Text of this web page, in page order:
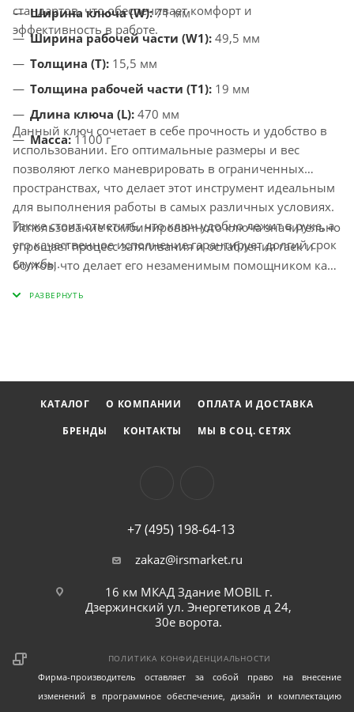
стандартов, что обеспечивает комфорт и
эффективность в работе.
Ширина ключа (W):71 мм
Ширина рабочей части (W1): 49,5 мм
Толщина (T): 15,5 мм
Толщина рабочей части (T1): 19 мм
Длина ключа (L): 470 мм
Масса:1100 г
Данный ключ сочетает в себе прочность и удобство в
использовании. Его оптимальные размеры и вес
позволяют легко маневрировать в ограниченных
пространствах, что делает этот инструмент идеальным
для выполнения работы в самых различных условиях.
Также стоит отметить, что ключ удобно лежит в руке, а
его качественное исполнение гарантирует долгий срок
службы.
Использование комбинированного ключа значительно
упрощает процесс затягивания и ослабления гаек и
болтов, что делает его незаменимым помощником как
Этот инструмент помогает повысить эффективность
КАТАЛОГ О КОМПАНИИ
ОПЛАТА И ДОСТАВКА
БРЕНДЫ
КОНТАКТЫ МЫ В СОЦ. СЕТЯХ
+7 (495) 198-64-13
zakaz@irsmarket.ru
16 км МКАД Здание MOBIL г.
Дзержинский ул. Энергетиков д 24,
30е ворота.
ПОЛИТИКА КОНФИДЕНЦИАЛЬНОСТИ
Фирма-производитель оставляет за собой право на внесение
изменений в программное обеспечение, дизайн и комплектацию